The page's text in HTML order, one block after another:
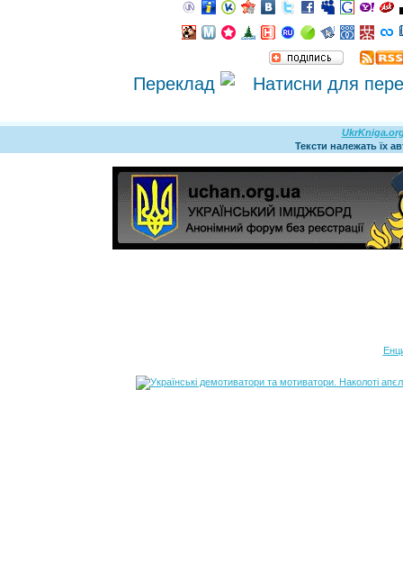
Переклад
Тексти належать їх